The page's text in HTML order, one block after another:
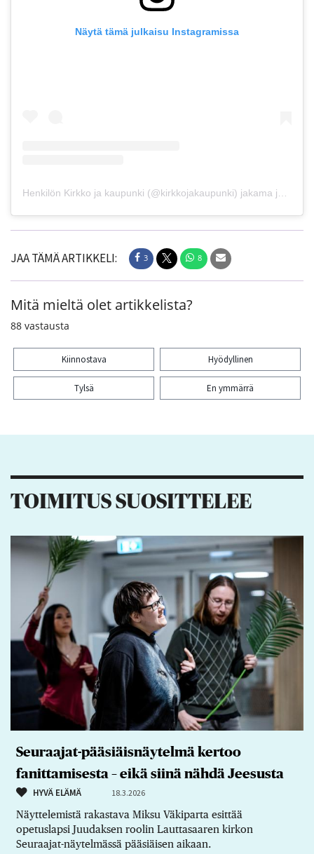
Näytä tämä julkaisu Instagramissa
Henkilön Kirkko ja kaupunki (@kirkkojakaupunki) jakama julkaisu
JAA TÄMÄ ARTIKKELI: 3 8
Mitä mieltä olet artikkelista?
88 vastausta
Kiinnostava Hyödyllinen
Tylsä En ymmärrä
TOIMITUS SUOSITTELEE
Seuraajat-pääsiäisnäytelmä kertoo
fanittamisesta – eikä siinä nähdä Jeesusta
HYVÄ ELÄMÄ 18.3.2026
Näyttelemistä rakastava Miksu Väkiparta esittää
opetuslapsi Juudaksen roolin Lauttasaaren kirkon
Seuraajat-näytelmässä pääsiäisen aikaan.